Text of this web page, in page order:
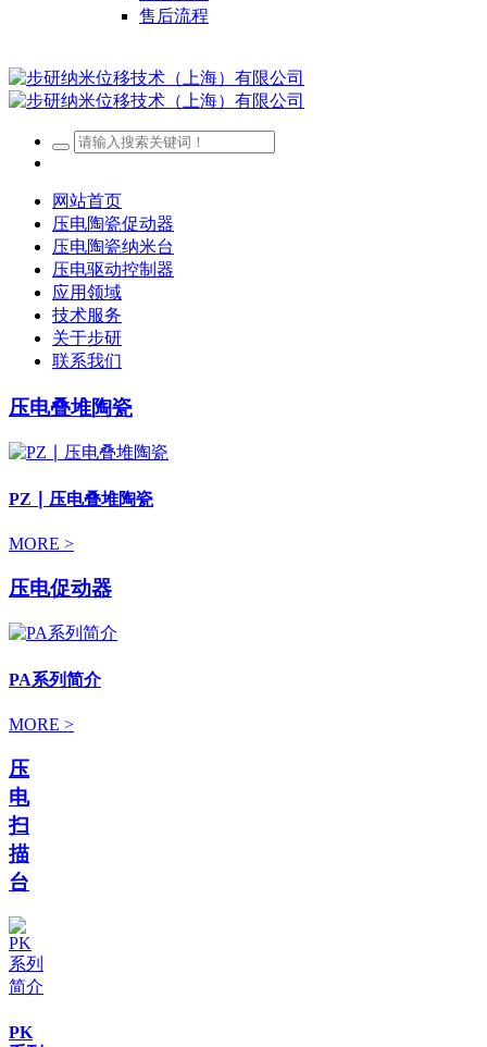
售后流程
网站首页
压电陶瓷促动器
压电陶瓷纳米台
压电驱动控制器
应用领域
技术服务
关于步研
联系我们
压电叠堆陶瓷
PZ ∣ 压电叠堆陶瓷
MORE >
压电促动器
PA系列简介
MORE >
压
电
扫
描
台
PK